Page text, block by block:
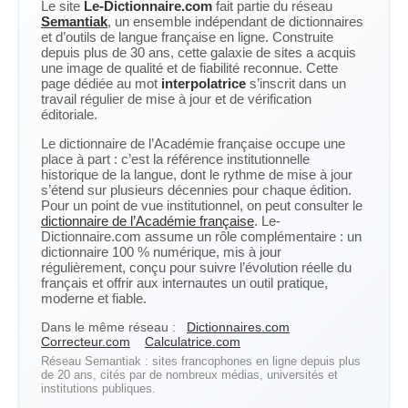
Le site Le-Dictionnaire.com fait partie du réseau
Semantiak, un ensemble indépendant de dictionnaires
et d’outils de langue française en ligne. Construite
depuis plus de 30 ans, cette galaxie de sites a acquis
une image de qualité et de fiabilité reconnue. Cette
page dédiée au mot interpolatrice s’inscrit dans un
travail régulier de mise à jour et de vérification
éditoriale.
Le dictionnaire de l’Académie française occupe une
place à part : c’est la référence institutionnelle
historique de la langue, dont le rythme de mise à jour
s’étend sur plusieurs décennies pour chaque édition.
Pour un point de vue institutionnel, on peut consulter le
dictionnaire de l’Académie française. Le-
Dictionnaire.com assume un rôle complémentaire : un
dictionnaire 100 % numérique, mis à jour
régulièrement, conçu pour suivre l’évolution réelle du
français et offrir aux internautes un outil pratique,
moderne et fiable.
Dans le même réseau :
Dictionnaires.com
Correcteur.com
Calculatrice.com
Réseau Semantiak : sites francophones en ligne depuis plus
de 20 ans, cités par de nombreux médias, universités et
institutions publiques.